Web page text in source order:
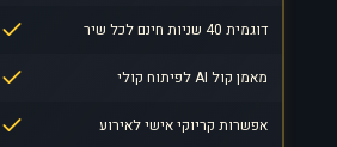
דוגמית 40 שניות חינם לכל שיר
מאמן קול AI לפיתוח קולי
אפשרות קריוקי אישי לאירוע